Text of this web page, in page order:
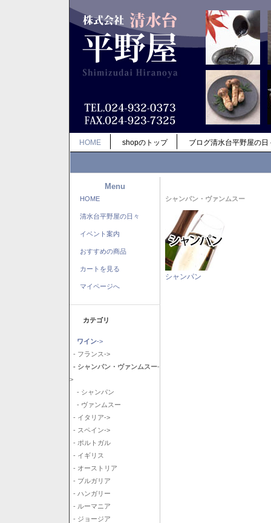
HOME shopのトップ ブログ清水台平野屋の日
Menu
HOME
清水台平野屋の日々
イベント案内
おすすめの商品
カートを見る
マイページへ
カテゴリ
ワイン->
- フランス->
- シャンパン・ヴァンムスー-
>
- シャンパン
- ヴァンムスー
- イタリア->
- スペイン->
- ポルトガル
- イギリス
- オーストリア
- ブルガリア
- ハンガリー
- ルーマニア
- ジョージア
シャンパン・ヴァンムスー
シャンパン